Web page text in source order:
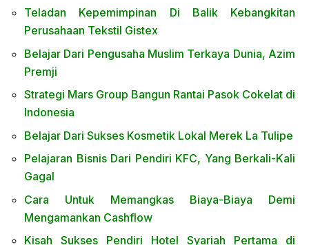
Teladan Kepemimpinan Di Balik Kebangkitan
Perusahaan Tekstil Gistex
Belajar Dari Pengusaha Muslim Terkaya Dunia, Azim
Premji
Strategi Mars Group Bangun Rantai Pasok Cokelat di
Indonesia
Belajar Dari Sukses Kosmetik Lokal Merek La Tulipe
Pelajaran Bisnis Dari Pendiri KFC, Yang Berkali-Kali
Gagal
Cara Untuk Memangkas Biaya-Biaya Demi
Mengamankan Cashflow
Kisah Sukses Pendiri Hotel Syariah Pertama di